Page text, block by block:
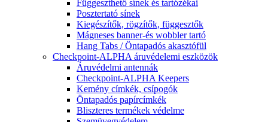
Függeszthető sínek és tartózékai
Posztertató sínek
Kiegészítők, rögzítők, függesztők
Mágneses banner-és wobbler tartó
Hang Tabs / Öntapadós akasztófül
Checkpoint-ALPHA áruvédelemi eszközök
Áruvédelmi antennák
Checkpoint-ALPHA Keepers
Kemény címkék, csípogók
Öntapadós papírcímkék
Bliszteres termékek védelme